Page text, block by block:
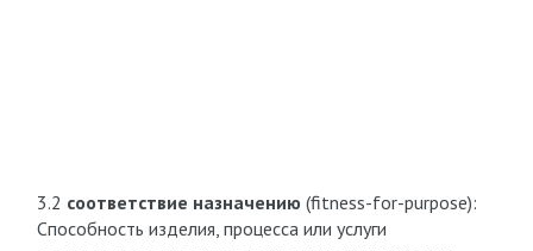
3.2 соответствие назначению (fitness-for-purpose):
Способность изделия, процесса или услуги